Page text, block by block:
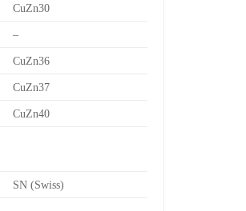
CuZn30
–
CuZn36
CuZn37
CuZn40
SN (Swiss)